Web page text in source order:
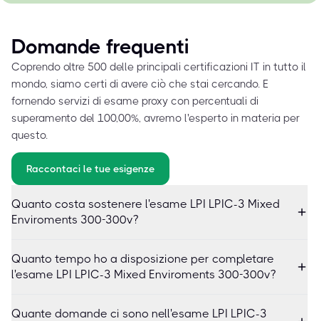
Domande frequenti
Coprendo oltre 500 delle principali certificazioni IT in tutto il
mondo, siamo certi di avere ciò che stai cercando. E
fornendo servizi di esame proxy con percentuali di
superamento del 100,00%, avremo l'esperto in materia per
questo.
Raccontaci le tue esigenze
Quanto costa sostenere l'esame LPI LPIC-3 Mixed
Enviroments 300-300v?
Quanto tempo ho a disposizione per completare
l'esame LPI LPIC-3 Mixed Enviroments 300-300v?
Quante domande ci sono nell'esame LPI LPIC-3